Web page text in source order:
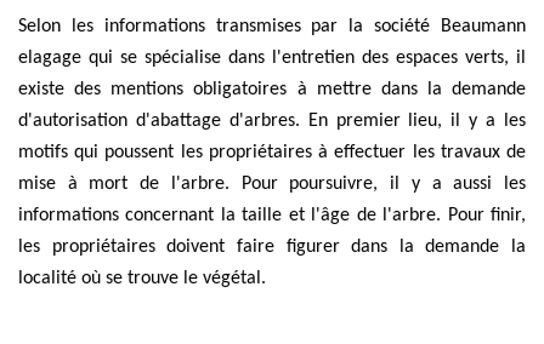
Selon les informations transmises par la société Beaumann
elagage qui se spécialise dans l'entretien des espaces verts, il
existe des mentions obligatoires à mettre dans la demande
d'autorisation d'abattage d'arbres. En premier lieu, il y a les
motifs qui poussent les propriétaires à effectuer les travaux de
mise à mort de l'arbre. Pour poursuivre, il y a aussi les
informations concernant la taille et l'âge de l'arbre. Pour finir,
les propriétaires doivent faire figurer dans la demande la
localité où se trouve le végétal.